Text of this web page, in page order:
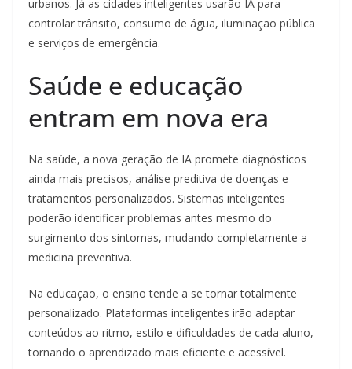
urbanos. Já as cidades inteligentes usarão IA para
controlar trânsito, consumo de água, iluminação pública
e serviços de emergência.
Saúde e educação
entram em nova era
Na saúde, a nova geração de IA promete diagnósticos
ainda mais precisos, análise preditiva de doenças e
tratamentos personalizados. Sistemas inteligentes
poderão identificar problemas antes mesmo do
surgimento dos sintomas, mudando completamente a
medicina preventiva.
Na educação, o ensino tende a se tornar totalmente
personalizado. Plataformas inteligentes irão adaptar
conteúdos ao ritmo, estilo e dificuldades de cada aluno,
tornando o aprendizado mais eficiente e acessível.